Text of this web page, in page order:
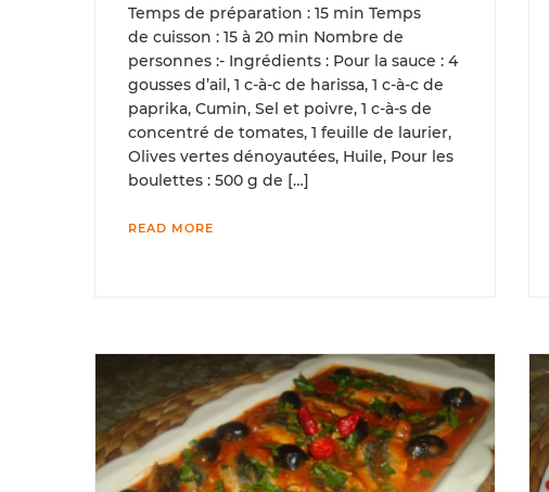
Temps de préparation : 15 min Temps
de cuisson : 15 à 20 min Nombre de
personnes :- Ingrédients : Pour la sauce : 4
gousses d’ail, 1 c-à-c de harissa, 1 c-à-c de
paprika, Cumin, Sel et poivre, 1 c-à-s de
concentré de tomates, 1 feuille de laurier,
Olives vertes dénoyautées, Huile, Pour les
boulettes : 500 g de […]
READ MORE